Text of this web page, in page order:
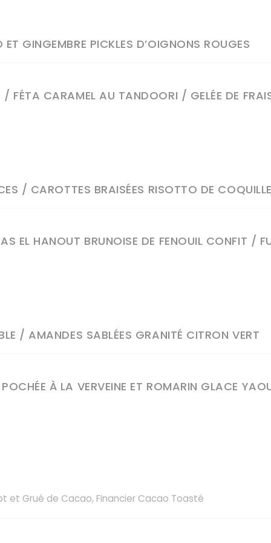
GINGEMBRE PICKLES D’OIGNONS ROUGES
/ FÉTA CARAMEL AU TANDOORI / GELÉE DE
/ CAROTTES BRAISÉES RISOTTO DE
EL HANOUT BRUNOISE DE FENOUIL CONFIT /
/ AMANDES SABLÉES GRANITÉ CITRON VERT
À LA VERVEINE ET ROMARIN GLACE
et Grué de Cacao, Financier Cacao Toasté